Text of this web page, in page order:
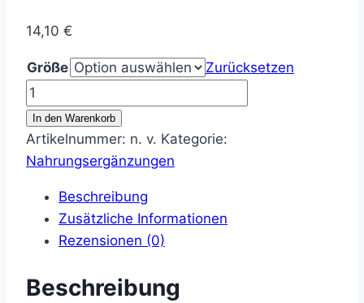
14,10 €
Größe
Zurücksetzen
DHN
-
Senior
Phyt
In den Warenkorb
Artikelnummer: n. v. Kategorie:
Nahrungsergänzungen
Beschreibung
Zusätzliche Informationen
Rezensionen (0)
Beschreibung